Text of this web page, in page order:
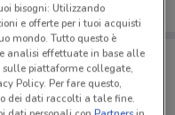
con te!
dei negozi vicino a te,
del risparmio, comodamente
bisogni: Utilizzando
e offerte per i tuoi acquisti
mondo. Tutto questo è
analisi effettuate in base alle
piattaforme collegate,
Policy. Per fare questo,
dei dati raccolti a tale fine.